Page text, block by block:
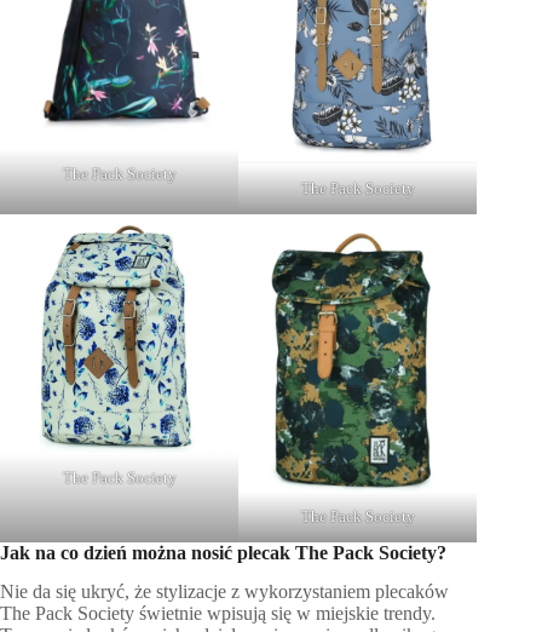
The Pack Society
The Pack Society
The Pack Society
The Pack Society
Jak na co dzień można nosić plecak The Pack Society?
Nie da się ukryć, że stylizacje z wykorzystaniem plecaków
The Pack Society świetnie wpisują się w miejskie trendy.